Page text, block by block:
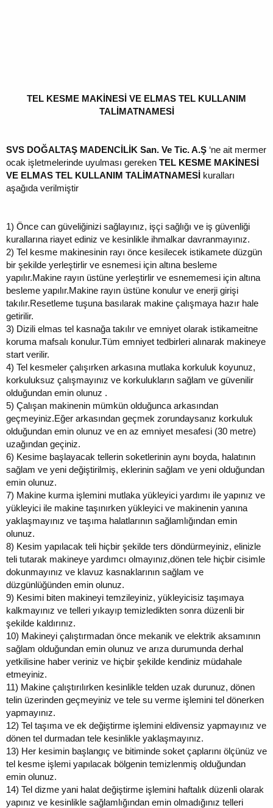
TEL KESME MAKİNESİ VE ELMAS TEL KULLANIM
TALİMATNAMESİ
SVS DOĞALTAŞ MADENCİLİK San. Ve Tic. A.Ş ‘ne ait mermer
ocak işletmelerinde uyulması gereken TEL KESME MAKİNESİ
VE ELMAS TEL KULLANIM TALİMATNAMESİ kuralları
aşağıda verilmiştir
1) Önce can güveliğinizi sağlayınız, işçi sağlığı ve iş güvenliği
kurallarına riayet ediniz ve kesinlikle ihmalkar davranmayınız.
2) Tel kesme makinesinin rayı önce kesilecek istikamete düzgün
bir şekilde yerleştirlir ve esnemesi için altına besleme
yapılır.Makine rayın üstüne yerleştirlir ve esnememesi için altına
besleme yapılır.Makine rayın üstüne konulur ve enerji girişi
takılır.Resetleme tuşuna basılarak makine çalışmaya hazır hale
getirilir.
3) Dizili elmas tel kasnağa takılır ve emniyet olarak istikameitne
koruma mafsalı konulur.Tüm emniyet tedbirleri alınarak makineye
start verilir.
4) Tel kesmeler çalışırken arkasına mutlaka korkuluk koyunuz,
korkuluksuz çalışmayınız ve korkulukların sağlam ve güvenilir
olduğundan emin olunuz .
5) Çalışan makinenin mümkün olduğunca arkasından
geçmeyiniz.Eğer arkasından geçmek zorundaysanız korkuluk
olduğundan emin olunuz ve en az emniyet mesafesi (30 metre)
uzağından geçiniz.
6) Kesime başlayacak tellerin soketlerinin aynı boyda, halatının
sağlam ve yeni değiştirilmiş, eklerinin sağlam ve yeni olduğundan
emin olunuz.
7) Makine kurma işlemini mutlaka yükleyici yardımı ile yapınız ve
yükleyici ile makine taşınırken yükleyici ve makinenin yanına
yaklaşmayınız ve taşıma halatlarının sağlamlığından emin
olunuz.
8) Kesim yapılacak teli hiçbir şekilde ters döndürmeyiniz, elinizle
teli tutarak makineye yardımcı olmayınız,dönen tele hiçbir cisimle
dokunmayınız ve klavuz kasnaklarının sağlam ve
düzgünlüğünden emin olunuz.
9) Kesimi biten makineyi temzileyiniz, yükleyicisiz taşımaya
kalkmayınız ve telleri yıkayıp temizledikten sonra düzenli bir
şekilde kaldırınız.
10) Makineyi çalıştırmadan önce mekanik ve elektrik aksamının
sağlam olduğundan emin olunuz ve arıza durumunda derhal
yetkilisine haber veriniz ve hiçbir şekilde kendiniz müdahale
etmeyiniz.
11) Makine çalıştırılırken kesinlikle telden uzak durunuz, dönen
telin üzerinden geçmeyiniz ve tele su verme işlemini tel dönerken
yapmayınız.
12) Tel taşıma ve ek değiştirme işlemini eldivensiz yapmayınız ve
dönen tel durmadan tele kesinlikle yaklaşmayınız.
13) Her kesimin başlangıç ve bitiminde soket çaplarını ölçünüz ve
tel kesme işlemi yapılacak bölgenin temizlenmiş olduğundan
emin olunuz.
14) Tel dizme yani halat değiştirme işlemini haftalık düzenli olarak
yapınız ve kesinlikle sağlamlığından emin olmadığınız telleri